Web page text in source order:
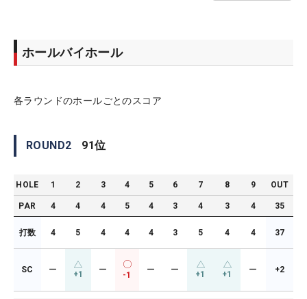
ホールバイホール
各ラウンドのホールごとのスコア
ROUND2 91位
HOLE 1 2 3 4 5 6 7 8 9 OUT
PAR 4 4 4 5 4 3 4 3 4 35
打数 4 5 4 4 4 3 5 4 4 37
SC ー +1 ー
-1
ー ー +1 +1 ー +2